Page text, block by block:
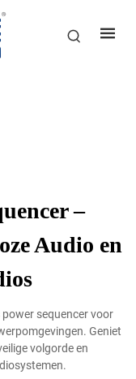
–
Audio en
sequencer voor
Geniet
volgorde en